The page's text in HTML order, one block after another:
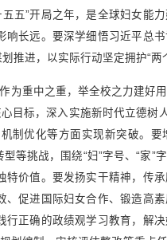
五”开局之年，是全球妇女能
长远。要深学细悟习近平总
进，以实际行动坚定拥护“两
为重中之重，举全校之力建好
目标，深入实施新时代立德树
制优化等方面实现新突破。
等挑战，围绕“妇”字号、“家”
价值。要发扬实干精神，传
促进国际妇女合作、锻造高
正确的政绩观学习教育，解